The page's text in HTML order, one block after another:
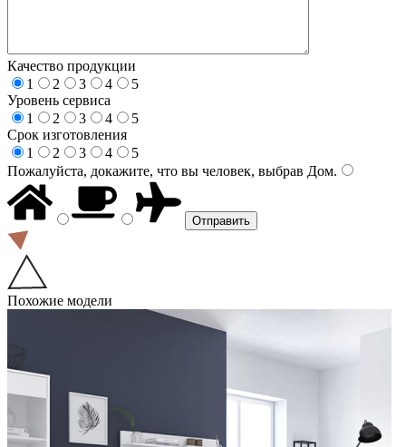
Качество продукции
1
2 3 4
5
Уровень сервиса
1
2 3 4
5
Срок изготовления
1
2 3 4
5
Пожалуйста, докажите, что вы человек, выбрав Дом.
Похожие модели